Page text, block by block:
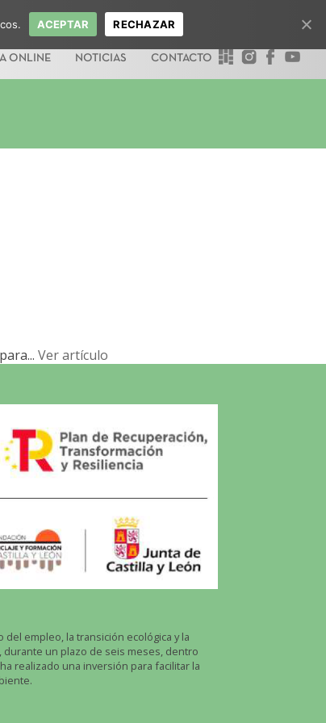
ONLINE NOTICIAS CONTACTO
Ver artículo
del empleo, la transición ecológica y la
un plazo de seis meses, dentro
realizado una inversión para facilitar la
ACEPTAR RECHAZAR